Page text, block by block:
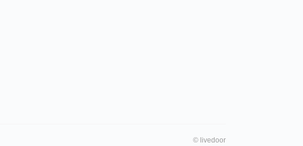
© livedoor